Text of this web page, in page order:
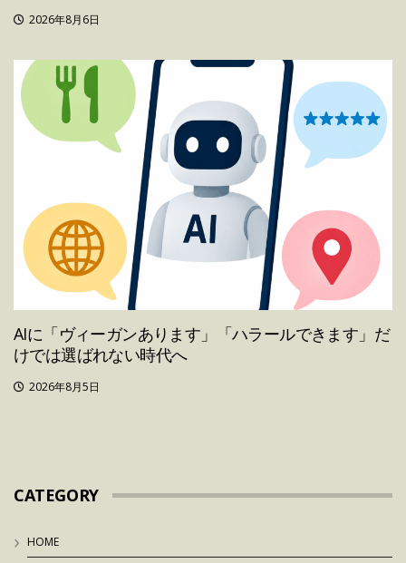
2026年8月6日
AIに「ヴィーガンあります」「ハラールできます」だ
けでは選ばれない時代へ
2026年8月5日
CATEGORY
HOME